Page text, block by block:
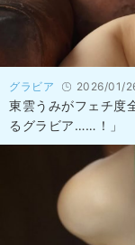
グラビア 2026/01/
東雲うみがフェチ度
るグラビア……！」